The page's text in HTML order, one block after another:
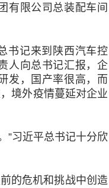
有限公司总装配车间
书记来到陕西汽车控
人向总书记汇报，企
发，国产率很高，而
境外疫情蔓延对企业
”习近平总书记十分欣
的危机和挑战中创造